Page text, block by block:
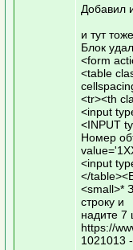
Добавил
и тут
Блок
<form
<table
<tr><th
<input
<INPUT
Номер
<input
</
<small>*
строку и
надите 7
https://
1021013